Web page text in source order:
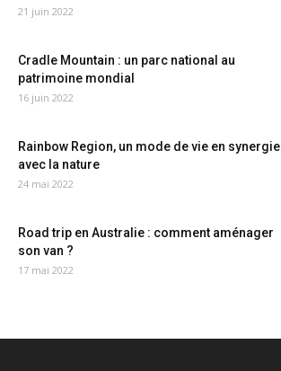
21 juin 2022
Cradle Mountain : un parc national au
patrimoine mondial
16 juin 2022
Rainbow Region, un mode de vie en synergie
avec la nature
24 mai 2022
Road trip en Australie : comment aménager
son van ?
17 mai 2022